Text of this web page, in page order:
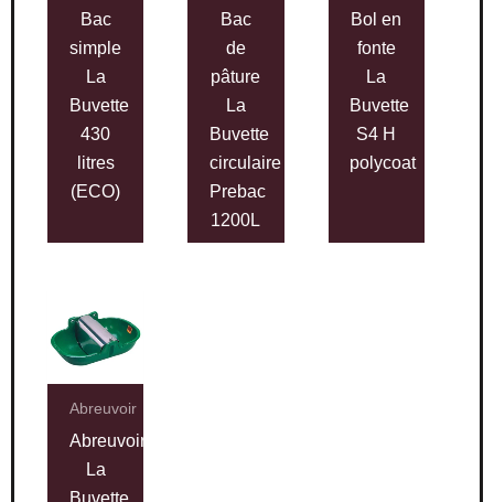
Bac
simple
La
Buvette
430
litres
(ECO)
Bac
de
pâture
La
Buvette
circulaire
Prebac
1200L
Bol en
fonte
La
Buvette
S4 H
polycoat
Abreuvoir
Abreuvoir
La
Buvette